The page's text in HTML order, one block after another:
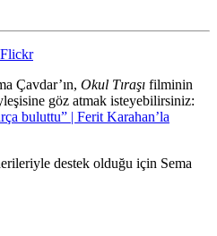
Çavdar’ın, Okul Tıraşı filminin
göz atmak isteyebilirsiniz:
buluttu” | Ferit Karahan’la
destek olduğu için Sema